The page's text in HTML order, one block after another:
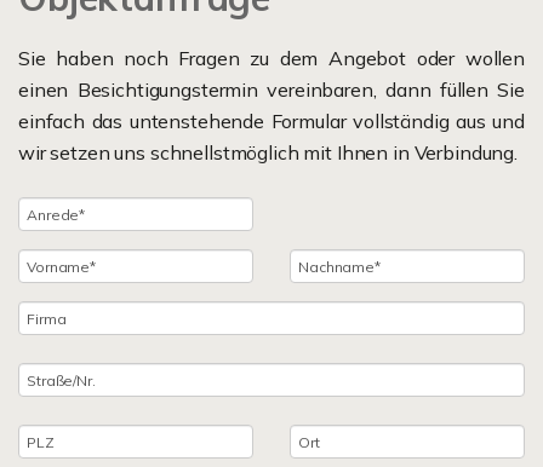
Sie haben noch Fragen zu dem Angebot oder wollen
einen Besichtigungstermin vereinbaren, dann füllen Sie
einfach das untenstehende Formular vollständig aus und
wir setzen uns schnellstmöglich mit Ihnen in Verbindung.